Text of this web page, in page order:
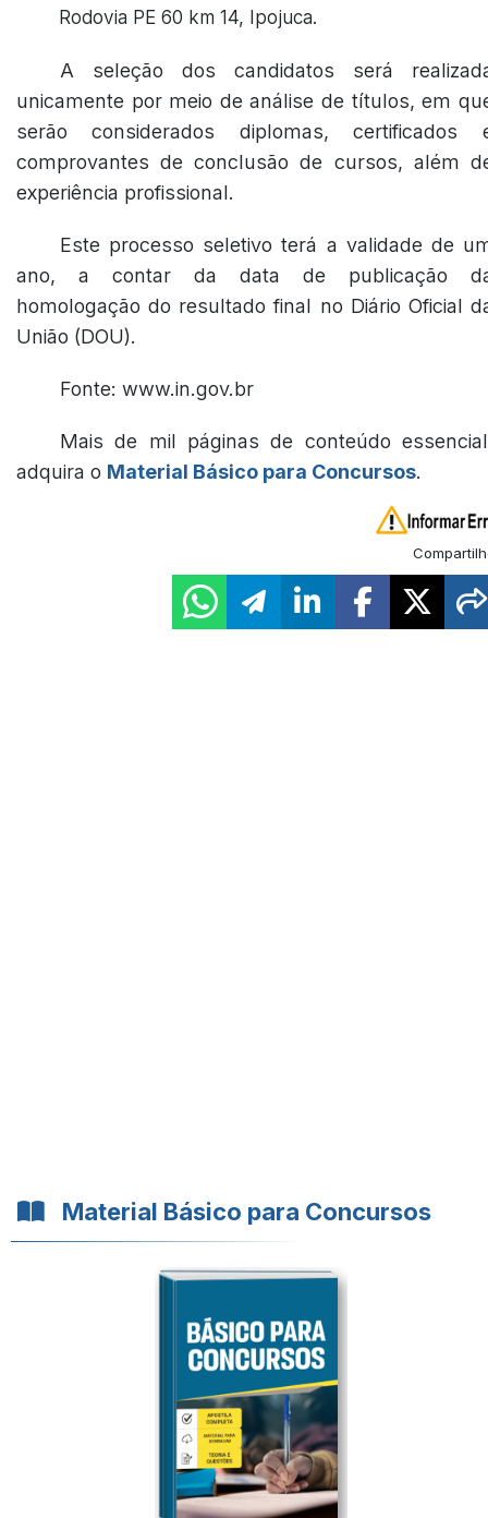
Rodovia PE 60 km 14, Ipojuca.
A seleção dos candidatos será
unicamente por meio de análise de títulos, em
serão considerados diplomas, certificados
comprovantes de conclusão de cursos, além
experiência profissional.
Este processo seletivo terá a validade de
ano, a contar da data de publicação
homologação do resultado final no Diário Oficial
União (DOU).
Fonte: www.in.gov.br
Mais de mil páginas de conteúdo
adquira o Material Básico para Concursos.
Material Básico para Concursos